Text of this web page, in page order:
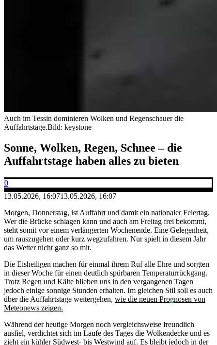
Auch im Tessin dominieren Wolken und Regenschauer die
Auffahrtstage.Bild: keystone
Sonne, Wolken, Regen, Schnee – die
Auffahrtstage haben alles zu bieten
0
13.05.2026, 16:0713.05.2026, 16:07
Morgen, Donnerstag, ist Auffahrt und damit ein nationaler Feiertag.
Wer die Brücke schlagen kann und auch am Freitag frei bekommt,
steht somit vor einem verlängerten Wochenende. Eine Gelegenheit,
um rauszugehen oder kurz wegzufahren. Nur spielt in diesem Jahr
das Wetter nicht ganz so mit.
Die Eisheiligen machen für einmal ihrem Ruf alle Ehre und sorgten
in dieser Woche für einen deutlich spürbaren Temperaturrückgang.
Trotz Regen und Kälte blieben uns in den vergangenen Tagen
jedoch einige sonnige Stunden erhalten. Im gleichen Stil soll es auch
über die Auffahrtstage weitergehen, wie die neuen Prognosen von
Meteonews zeigen.
Während der heutige Morgen noch vergleichsweise freundlich
ausfiel, verdichtet sich im Laufe des Tages die Wolkendecke und es
zieht ein kühler Südwest- bis Westwind auf. Es bleibt jedoch in der